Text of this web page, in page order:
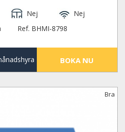
Nej
Nej
Ref. BHMI-8798
BOKA NU
Bra